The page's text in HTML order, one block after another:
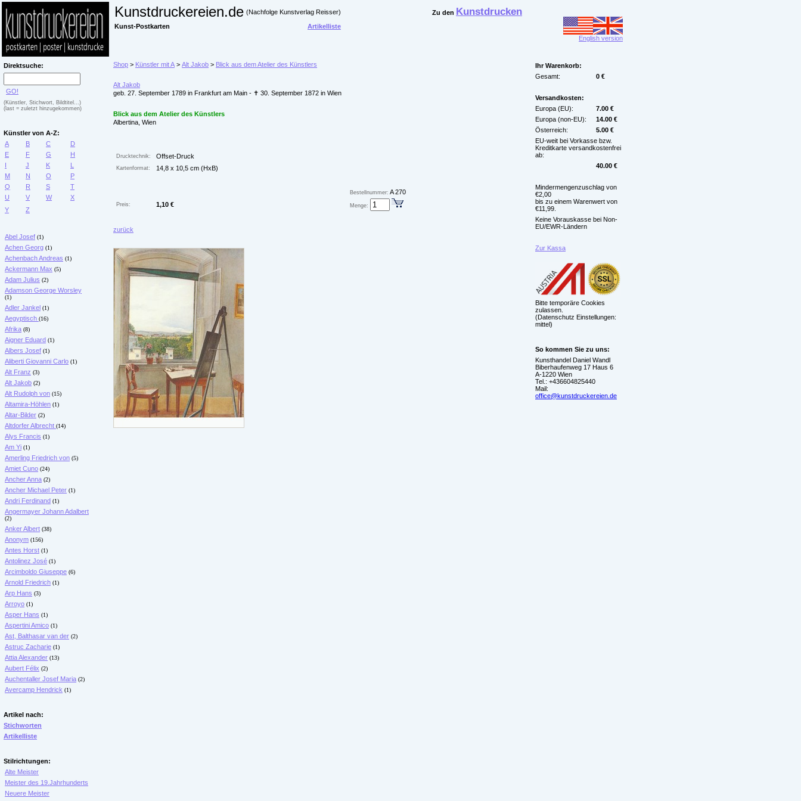
Kunstdruckereien.de (Nachfolge Kunstverlag Reisser) Zu den Kunstdrucken
Kunst-Postkarten
Artikelliste
English version
Direktsuche:
GO!
(Künstler, Stichwort, Bildtitel...)
(last = zuletzt hinzugekommen)
Künstler von A-Z:
A
B C
D
E
F G
H
I
J K
L
M
N O
P
Q
R S
T
U
V W
X
Y
Z
Abel Josef (1)
Achen Georg (1)
Achenbach Andreas (1)
Ackermann Max (5)
Adam Julius (2)
Adamson George Worsley
(1)
Adler Jankel (1)
Aegyptisch (16)
Afrika (8)
Aigner Eduard (1)
Albers Josef (1)
Aliberti Giovanni Carlo (1)
Alt Franz (3)
Alt Jakob (2)
Alt Rudolph von (15)
Altamira-Höhlen (1)
Altar-Bilder (2)
Altdorfer Albrecht (14)
Alys Francis (1)
Am Yi (1)
Amerling Friedrich von (5)
Amiet Cuno (24)
Ancher Anna (2)
Ancher Michael Peter (1)
Andri Ferdinand (1)
Angermayer Johann Adalbert
(2)
Anker Albert (38)
Anonym (156)
Antes Horst (1)
Antolinez José (1)
Arcimboldo Giuseppe (6)
Arnold Friedrich (1)
Arp Hans (3)
Arroyo (1)
Asper Hans (1)
Aspertini Amico (1)
Ast, Balthasar van der (2)
Astruc Zacharie (1)
Attia Alexander (13)
Aubert Félix (2)
Auchentaller Josef Maria (2)
Avercamp Hendrick (1)
Artikel nach:
Stichworten
Artikelliste
Stilrichtungen:
Alte Meister
Meister des 19.Jahrhunderts
Neuere Meister
Shop > Künstler mit A > Alt Jakob > Blick aus dem Atelier des Künstlers
Alt Jakob
geb. 27. September 1789 in Frankfurt am Main - ✝ 30. September 1872 in Wien
Blick aus dem Atelier des Künstlers
Albertina, Wien
Drucktechnik: Offset-Druck
Kartenformat: 14,8 x 10,5 cm (HxB)
Bestellnummer: A 270
Preis: 1,10 € Menge:
zurück
Ihr Warenkorb:
Gesamt:
0 €
Versandkosten:
Europa (EU):
7.00 €
Europa (non-EU):
14.00 €
Österreich:
5.00 €
EU-weit bei Vorkasse bzw.
Kreditkarte versandkostenfrei
ab:
40.00 €
Mindermengenzuschlag von
€2,00
bis zu einem Warenwert von
€11,99.
Keine Vorauskasse bei Non-
EU/EWR-Ländern
Zur Kassa
Bitte temporäre Cookies
zulassen.
(Datenschutz Einstellungen:
mittel)
So kommen Sie zu uns:
Kunsthandel Daniel Wandl
Biberhaufenweg 17 Haus 6
A-1220 Wien
Tel.: +436604825440
Mail:
office@kunstdruckereien.de